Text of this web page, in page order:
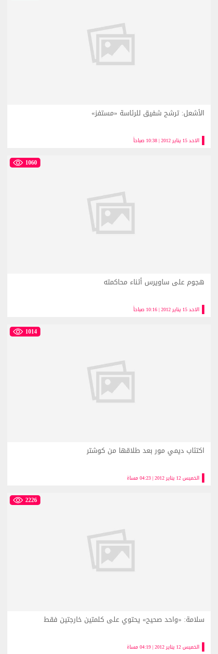
الاحد 15 يناير 2012 | 10:38 صباحاً
الأشعل: ترشح شفيق للرئاسة «مستفز»
1060
الاحد 15 يناير 2012 | 10:16 صباحاً
هجوم على ساويرس أثناء محاكمته
1014
الخميس 12 يناير 2012 | 04:23 مساءً
اكتئاب ديمي مور بعد طلاقها من كوشتر
2226
الخميس 12 يناير 2012 | 04:19 مساءً
سلامة: «واحد صحيح» يحتوي على كلمتين خارجتين فقط